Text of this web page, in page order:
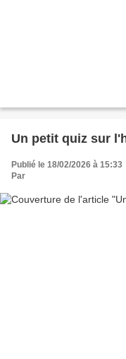
Un petit quiz sur
Publié le 18/02/2026 à 15:33
Par